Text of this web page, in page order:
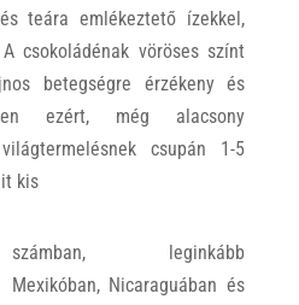
teára emlékeztető ízekkel,
csokoládénak vöröses színt
betegségre érzékeny és
ezért, még alacsony
csupán 1-5
kis
számban, leginkább
Mexikóban, Nicaraguában és